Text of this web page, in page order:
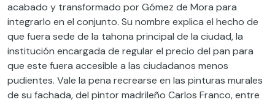
acabado y transformado por Gómez de Mora para
integrarlo en el conjunto. Su nombre explica el hecho de
que fuera sede de la tahona principal de la ciudad, la
institución encargada de regular el precio del pan para
que este fuera accesible a las ciudadanos menos
pudientes. Vale la pena recrearse en las pinturas murales
de su fachada, del pintor madrileño Carlos Franco, entre